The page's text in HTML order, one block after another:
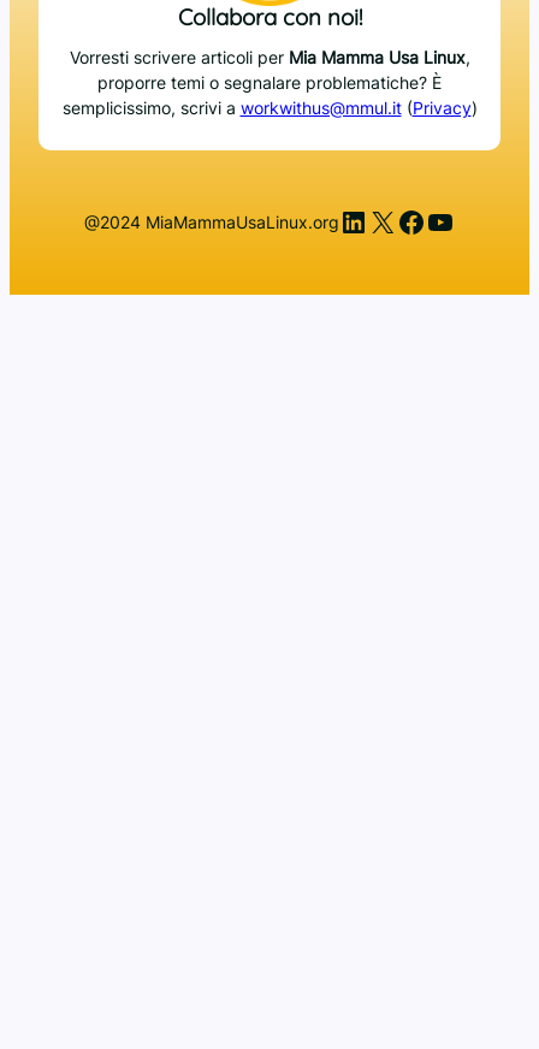
Collabora con noi!
Vorresti scrivere articoli per Mia Mamma Usa Linux,
proporre temi o segnalare problematiche? È
semplicissimo, scrivi a workwithus@mmul.it(Privacy)
@2024 MiaMammaUsaLinux.org LinkedIn
X Facebook